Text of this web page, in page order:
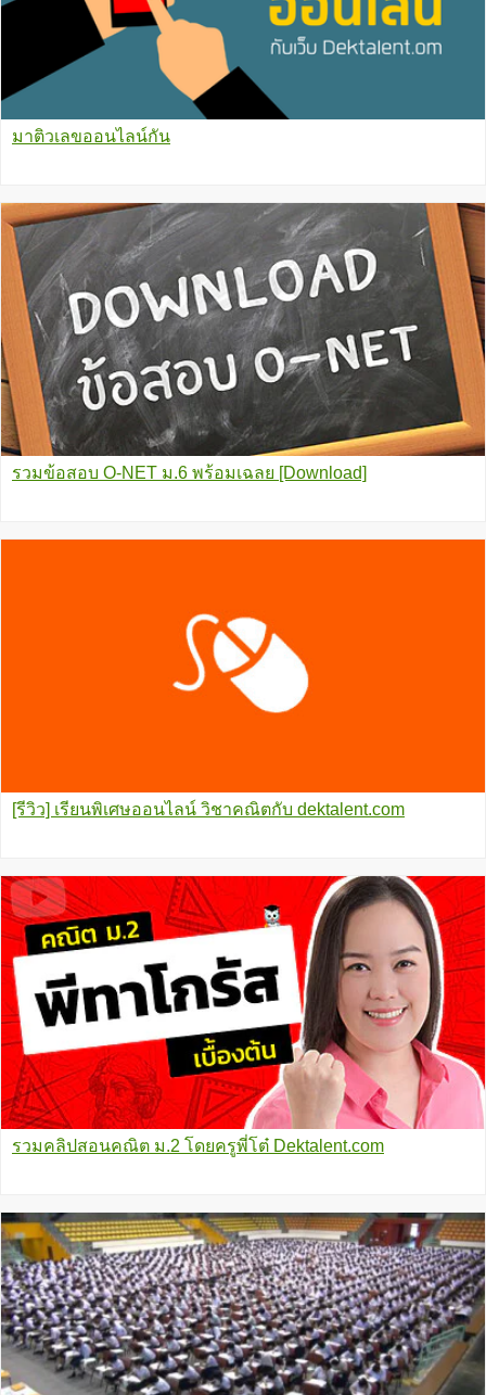
มาติวเลขออนไลน์กัน
รวมข้อสอบ O-NET ม.6 พร้อมเฉลย [Download]
[รีวิว] เรียนพิเศษออนไลน์ วิชาคณิตกับ dektalent.com
รวมคลิปสอนคณิต ม.2 โดยครูพี่โต๋ Dektalent.com